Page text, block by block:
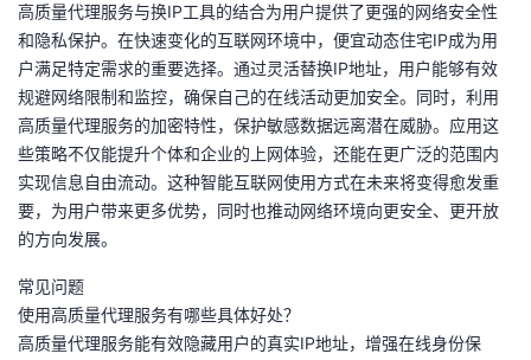
高质量代理服务与换IP工具的结合为用户提供了更强的网络安全性
和隐私保护。在快速变化的互联网环境中，便宜动态住宅IP成为用
户满足特定需求的重要选择。通过灵活替换IP地址，用户能够有效
规避网络限制和监控，确保自己的在线活动更加安全。同时，利用
高质量代理服务的加密特性，保护敏感数据远离潜在威胁。应用这
些策略不仅能提升个体和企业的上网体验，还能在更广泛的范围内
实现信息自由流动。这种智能互联网使用方式在未来将变得愈发重
要，为用户带来更多优势，同时也推动网络环境向更安全、更开放
的方向发展。
常见问题
使用高质量代理服务有哪些具体好处？
高质量代理服务能有效隐藏用户的真实IP地址，增强在线身份保